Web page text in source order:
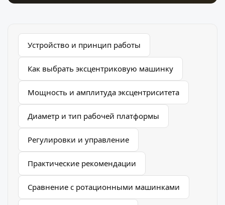
Устройство и принцип работы
Как выбрать эксцентриковую машинку
Мощность и амплитуда эксцентриситета
Диаметр и тип рабочей платформы
Регулировки и управление
Практические рекомендации
Сравнение с ротационными машинками